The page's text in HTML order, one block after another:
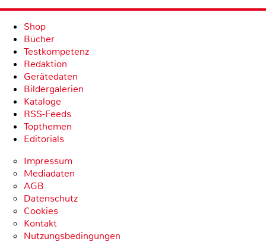
Shop
Bücher
Testkompetenz
Redaktion
Gerätedaten
Bildergalerien
Kataloge
RSS-Feeds
Topthemen
Editorials
Impressum
Mediadaten
AGB
Datenschutz
Cookies
Kontakt
Nutzungsbedingungen